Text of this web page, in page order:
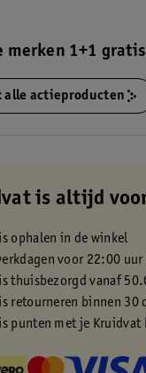
merken 1+1 gratis
alle actieproducten
is altijd
ophalen in de winkel
voor 22:00
thuisbezorgd vanaf
retourneren binnen 30
punten met je Kruidvat